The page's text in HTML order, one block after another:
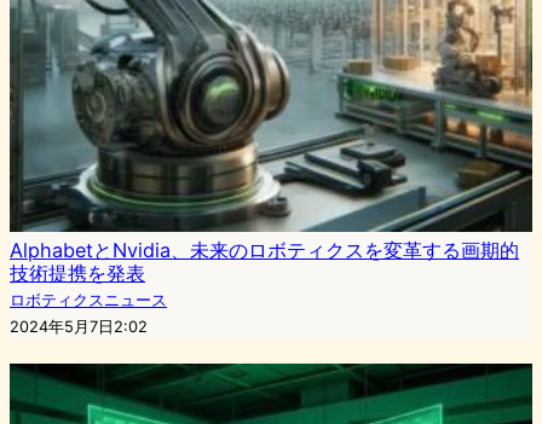
AlphabetとNvidia、未来のロボティクスを変革する画期的
技術提携を発表
ロボティクスニュース
2024年5月7日2:02